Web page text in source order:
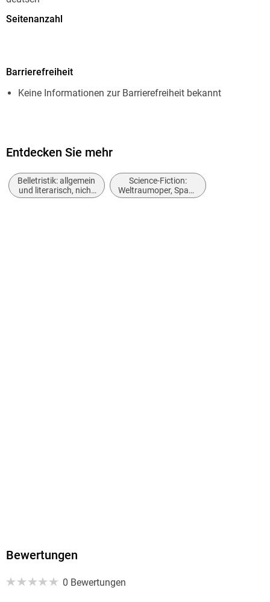
Seitenanzahl
23,39 MB
Reihe
Arndt Ellmer, Falk-Ingo Klee, H. G. Francis, Hans Kneifel,
Herausgegeben von
Perry Rhodan Redaktion
Barrierefreiheit
Keine Informationen zur Barrierefreiheit bekannt
Entdecken Sie mehr
Belletristik: allgemein
und literarisch, nicht
nach Genre
Science-Fiction:
Weltraumoper, Space
Opera
Bewertungen
0 Bewertungen